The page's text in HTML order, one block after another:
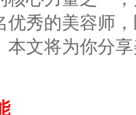
优秀的美容师
本文将为你分